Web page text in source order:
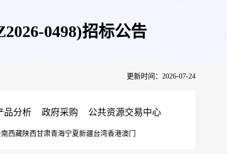
0498)招标公告
更新时间：2026-07-24
品分析 政府采购 公共资源交易中心
西藏陕西甘肃青海宁夏新疆台湾香港澳门